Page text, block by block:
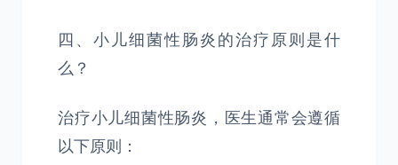
四、小儿细菌性肠炎的治疗原则是什
么？
治疗小儿细菌性肠炎，医生通常会遵循
以下原则：